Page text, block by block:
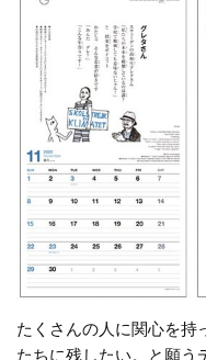
たくさんの人に関心を持
たちに残したい。と願う